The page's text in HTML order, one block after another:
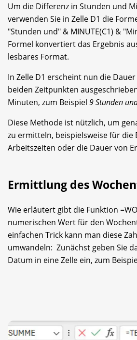
Um die Differenz in Stunden und
verwenden Sie in Zelle D1 die
"Stunden und" & MINUTE(C1) &
Formel konvertiert das Ergebnis
lesbares Format.
In Zelle D1 erscheint nun die
beiden Zeitpunkten
Minuten, zum Beispiel 9 Stunden
Diese Methode ist nützlich, um
zu ermitteln, beispielsweise für die
Arbeitszeiten oder die Dauer von
Ermittlung des
Wie erläutert gibt die Funktion
numerischen Wert für den
einfachen Trick kann man diese
umwandeln: Zunächst geben Sie
Datum in eine Zelle ein, zum